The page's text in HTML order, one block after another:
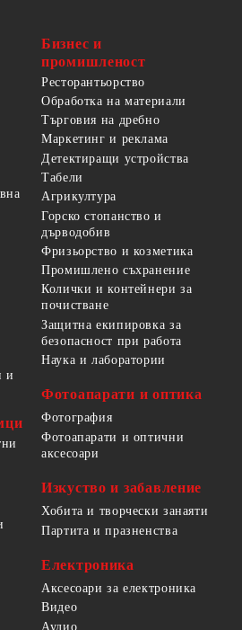
и
Бизнес и
промишленост
Ресторантьорство
Обработка на материали
Търговия на дребно
Маркетинг и реклама
Детектиращи устройства
Табели
Агрикултура
Горско стопанство и
дърводобив
Фризьорство и козметика
Промишлено съхранение
Колички и контейнери за
почистване
Защитна екипировка за
безопасност при работа
Наука и лаборатории
Фотоапарати и оптика
Фотография
Фотоапарати и оптични
аксесоари
Изкуство и забавление
Хобита и творчески занаяти
Партита и празненства
Електроника
Аксесоари за електроника
Видео
Аудио